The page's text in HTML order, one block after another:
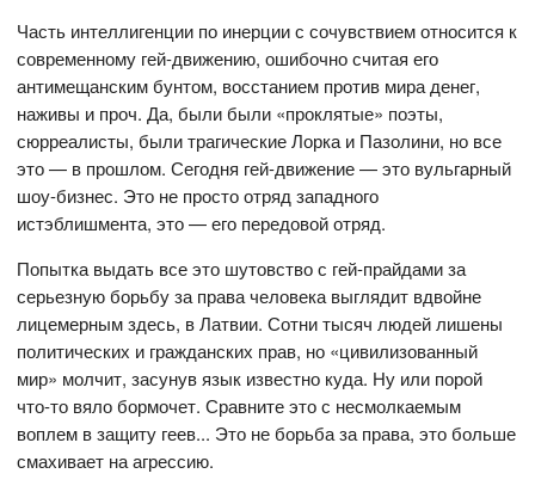
Часть интеллигенции по инерции с сочувствием относится к
современному гей-движению, ошибочно считая его
антимещанским бунтом, восстанием против мира денег,
наживы и проч. Да, были были «проклятые» поэты,
сюрреалисты, были трагические Лорка и Пазолини, но все
это — в прошлом. Сегодня гей-движение — это вульгарный
шоу-бизнес. Это не просто отряд западного
истэблишмента, это — его передовой отряд.
Попытка выдать все это шутовство с гей-прайдами за
серьезную борьбу за права человека выглядит вдвойне
лицемерным здесь, в Латвии. Сотни тысяч людей лишены
политических и гражданских прав, но «цивилизованный
мир» молчит, засунув язык известно куда. Ну или порой
что-то вяло бормочет. Сравните это с несмолкаемым
воплем в защиту геев... Это не борьба за права, это больше
смахивает на агрессию.